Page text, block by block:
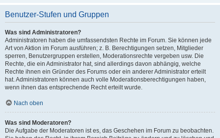
Benutzer-Stufen und Gruppen
Was sind Administratoren?
Administratoren haben die umfassendsten Rechte im Forum. Sie können jede
Art von Aktion im Forum ausführen; z. B. Berechtigungen setzen, Mitglieder
sperren, Benutzergruppen erstellen, Moderationsrechte vergeben usw. Die
Rechte, die ein Administrator hat, sind allerdings davon abhängig, welche
Rechte ihnen ein Gründer des Forums oder ein anderer Administrator erteilt
hat. Administratoren können auch volle Moderationsberechtigungen haben,
wenn ihnen das entsprechende Recht erteilt wurde.
Nach oben
Was sind Moderatoren?
Die Aufgabe der Moderatoren ist es, das Geschehen im Forum zu beobachten.